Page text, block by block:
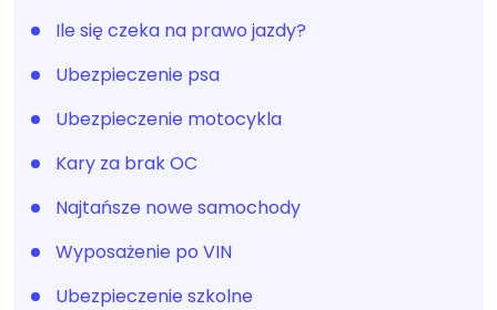
Ile się czeka na prawo jazdy?
Ubezpieczenie psa
Ubezpieczenie motocykla
Kary za brak OC
Najtańsze nowe samochody
Wyposażenie po VIN
Ubezpieczenie szkolne